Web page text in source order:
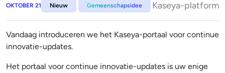
OKTOBER 21 Nieuw Gemeenschapsidee Kaseya-platform
Vandaag introduceren we het Kaseya-portaal voor continue
innovatie-updates.
Het portaal voor continue innovatie-updates is uw enige